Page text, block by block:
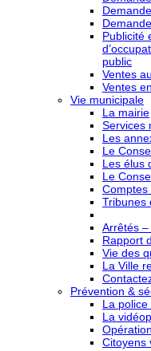
Publicité
public
Ventes
Ventes
Vie municipale
La mairie
Services
Les
Le
Les élus
Le
Comptes
Tribunes
Arrêtés
Rapport
Vie des
La Ville
Prévention &
La
La
Citoyens